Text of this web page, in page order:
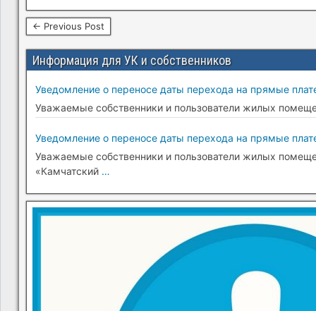
← Previous Post
Информация для УК и собственников
Уведомление о переносе даты перехода на прямые
Уважаемые собственники и пользователи жилых
Уведомление о переносе даты перехода на прямые
Уважаемые собственники и пользователи жилых
«Камчатский …